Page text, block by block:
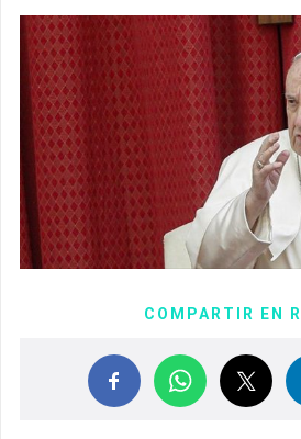
COMPARTIR EN